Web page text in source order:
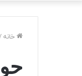
خانه